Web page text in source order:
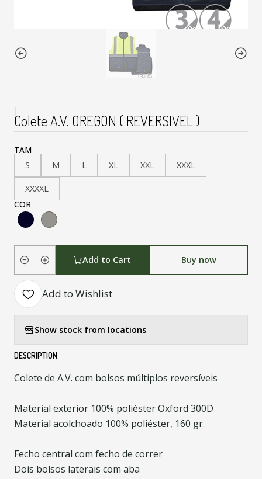
|
Colete A.V. OREGON ( REVERSIVEL )
TAM
S
M L XL XXL XXXL
XXXXL
COR
Quantity
Add to Cart Buy now
Add to Wishlist
Show stock from locations
DESCRIPTION
Colete de A.V. com bolsos múltiplos reversíveis
Material exterior 100% poliéster Oxford 300D
Material acolchoado 100% poliéster, 160 gr.
Fecho central com fecho de correr
Dois bolsos laterais com aba